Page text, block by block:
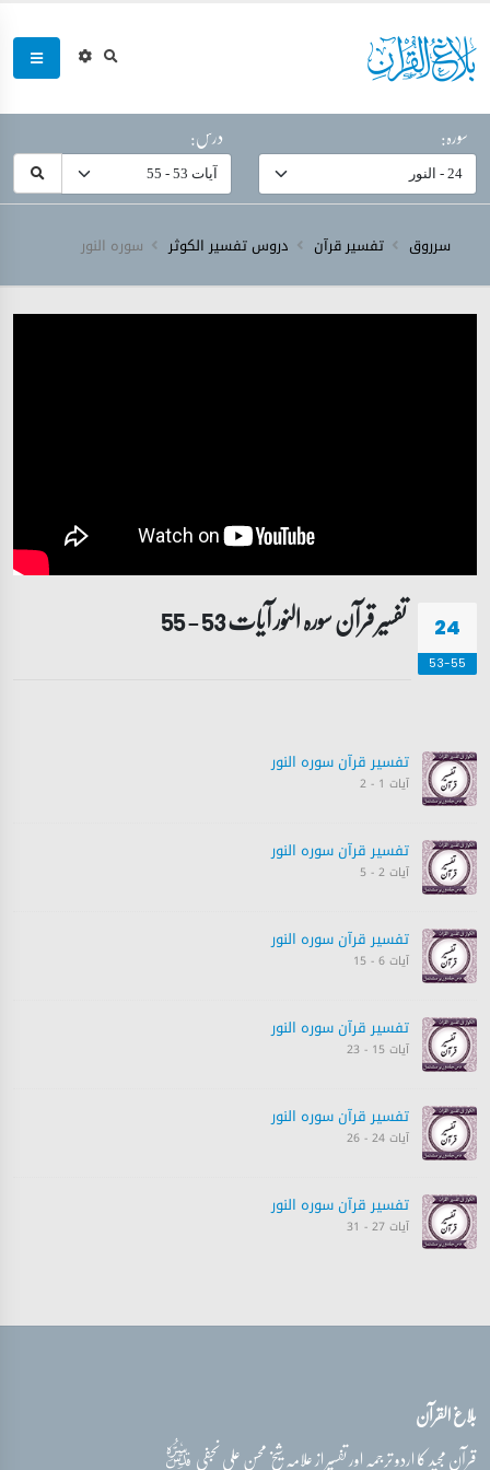
سورہ: درس:
سرروق تفسیر قرآن دروس تفسیر الکوثر سورہ ‎النور
24
53-55
تفسیر قرآن سورہ ‎النور آیات 53 - 55
تفسیر قرآن سورہ ‎النور
آیات 1 - 2
تفسیر قرآن سورہ ‎النور
آیات 2 - 5
تفسیر قرآن سورہ ‎النور
آیات 6 - 15
تفسیر قرآن سورہ ‎النور
آیات 15 - 23
تفسیر قرآن سورہ ‎النور
آیات 24 - 26
تفسیر قرآن سورہ ‎النور
آیات 27 - 31
بلاغ القرآن
قرآن مجید کا اردو ترجمہ اور تفسیر از علامہ شیخ محسن علی نجفیقدس‌سره